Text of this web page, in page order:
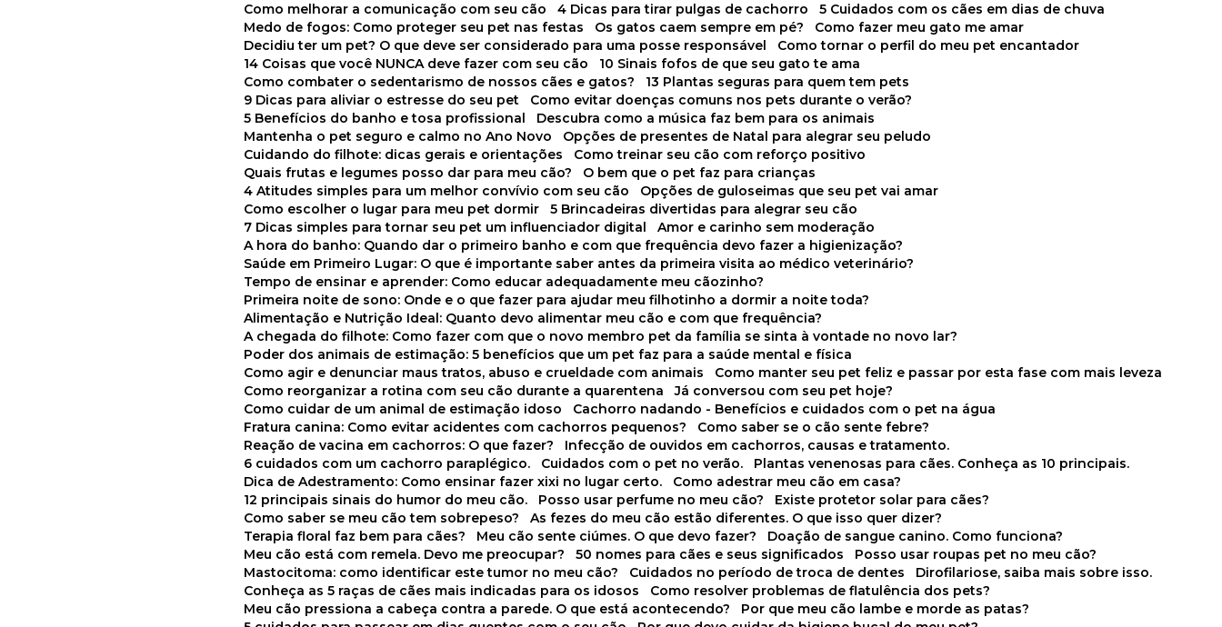
Como melhorar a comunicação com seu cão
4 Dicas para tirar pulgas de cachorro
5 Cuidados com os cães em dias de chuva
Medo de fogos: Como proteger seu pet nas festas
Os gatos caem sempre em pé?
Como fazer meu gato me amar
Decidiu ter um pet? O que deve ser considerado para uma posse responsável
Como tornar o perfil do meu pet encantador
14 Coisas que você NUNCA deve fazer com seu cão
10 Sinais fofos de que seu gato te ama
Como combater o sedentarismo de nossos cães e gatos?
13 Plantas seguras para quem tem pets
9 Dicas para aliviar o estresse do seu pet
Como evitar doenças comuns nos pets durante o verão?
5 Benefícios do banho e tosa profissional
Descubra como a música faz bem para os animais
Mantenha o pet seguro e calmo no Ano Novo
Opções de presentes de Natal para alegrar seu peludo
Cuidando do filhote: dicas gerais e orientações
Como treinar seu cão com reforço positivo
Quais frutas e legumes posso dar para meu cão?
O bem que o pet faz para crianças
4 Atitudes simples para um melhor convívio com seu cão
Opções de guloseimas que seu pet vai amar
Como escolher o lugar para meu pet dormir
5 Brincadeiras divertidas para alegrar seu cão
7 Dicas simples para tornar seu pet um influenciador digital
Amor e carinho sem moderação
A hora do banho: Quando dar o primeiro banho e com que frequência devo fazer a higienização?
Saúde em Primeiro Lugar: O que é importante saber antes da primeira visita ao médico veterinário?
Tempo de ensinar e aprender: Como educar adequadamente meu cãozinho?
Primeira noite de sono: Onde e o que fazer para ajudar meu filhotinho a dormir a noite toda?
Alimentação e Nutrição Ideal: Quanto devo alimentar meu cão e com que frequência?
A chegada do filhote: Como fazer com que o novo membro pet da família se sinta à vontade no novo lar?
Poder dos animais de estimação: 5 benefícios que um pet faz para a saúde mental e física
Como agir e denunciar maus tratos, abuso e crueldade com animais
Como manter seu pet feliz e passar por esta fase com mais leveza
Como reorganizar a rotina com seu cão durante a quarentena
Já conversou com seu pet hoje?
Como cuidar de um animal de estimação idoso
Cachorro nadando - Benefícios e cuidados com o pet na água
Fratura canina: Como evitar acidentes com cachorros pequenos?
Como saber se o cão sente febre?
Reação de vacina em cachorros: O que fazer?
Infecção de ouvidos em cachorros, causas e tratamento.
6 cuidados com um cachorro paraplégico.
Cuidados com o pet no verão.
Plantas venenosas para cães. Conheça as 10 principais.
Dica de Adestramento: Como ensinar fazer xixi no lugar certo.
Como adestrar meu cão em casa?
12 principais sinais do humor do meu cão.
Posso usar perfume no meu cão?
Existe protetor solar para cães?
Como saber se meu cão tem sobrepeso?
As fezes do meu cão estão diferentes. O que isso quer dizer?
Terapia floral faz bem para cães?
Meu cão sente ciúmes. O que devo fazer?
Doação de sangue canino. Como funciona?
Meu cão está com remela. Devo me preocupar?
50 nomes para cães e seus significados
Posso usar roupas pet no meu cão?
Mastocitoma: como identificar este tumor no meu cão?
Cuidados no período de troca de dentes
Dirofilariose, saiba mais sobre isso.
Conheça as 5 raças de cães mais indicadas para os idosos
Como resolver problemas de flatulência dos pets?
Meu cão pressiona a cabeça contra a parede. O que está acontecendo?
Por que meu cão lambe e morde as patas?